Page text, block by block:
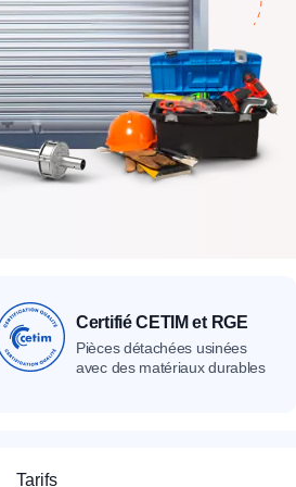
Catalogue Devis
Catalogue
nos produits Catalogue
Certifié CETIM et RGE
Pièces détachées usinées
avec des matériaux durables
Tarifs